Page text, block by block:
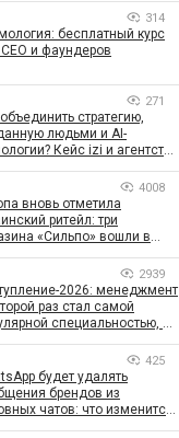
314
бесплатный курс
и фаундеров
271
стратегию,
людьми и AI-
Кейс izi и агентства
4008
вновь отметила
ритейл: три
«Сильпо» вошли в
2939
2026: менеджмент
раз стал самой
специальностью, а
за последние 5 лет
425
будет удалять
брендов из
чатов: что изменится